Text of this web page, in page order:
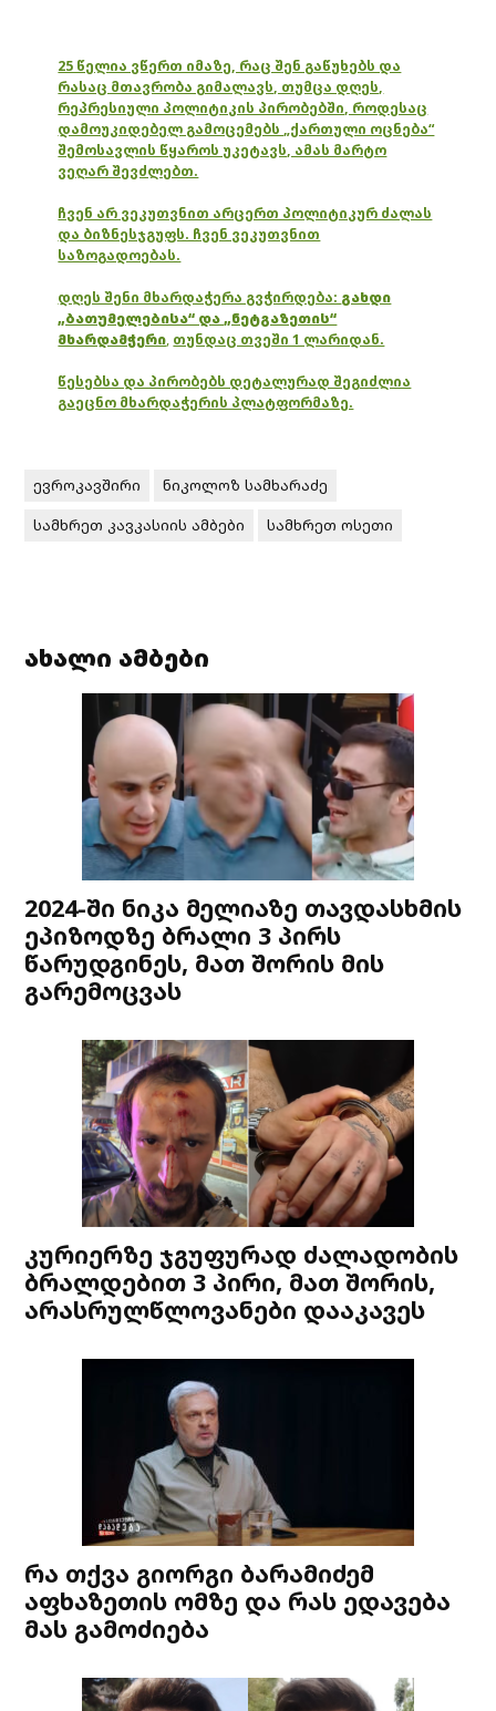
25 წელია ვწერთ იმაზე, რაც შენ გაწუხებს და
რასაც მთავრობა გიმალავს, თუმცა დღეს,
რეპრესიული პოლიტიკის პირობებში, როდესაც
დამოუკიდებელ გამოცემებს „ქართული ოცნება“
შემოსავლის წყაროს უკეტავს, ამას მარტო
ვეღარ შევძლებთ.
ჩვენ არ ვეკუთვნით არცერთ პოლიტიკურ ძალას
და ბიზნესჯგუფს. ჩვენ ვეკუთვნით
საზოგადოებას.
დღეს შენი მხარდაჭერა გვჭირდება: გახდი
„ბათუმელებისა“ და „ნეტგაზეთის“
მხარდამჭერი, თუნდაც თვეში 1 ლარიდან.
წესებსა და პირობებს დეტალურად შეგიძლია
გაეცნო მხარდაჭერის პლატფორმაზე.
ევროკავშირი
ნიკოლოზ სამხარაძე
სამხრეთ კავკასიის ამბები
სამხრეთ ოსეთი
ახალი ამბები
2024-ში ნიკა მელიაზე თავდასხმის
ეპიზოდზე ბრალი 3 პირს
წარუდგინეს, მათ შორის მის
გარემოცვას
კურიერზე ჯგუფურად ძალადობის
ბრალდებით 3 პირი, მათ შორის,
არასრულწლოვანები დააკავეს
რა თქვა გიორგი ბარამიძემ
აფხაზეთის ომზე და რას ედავება
მას გამოძიება